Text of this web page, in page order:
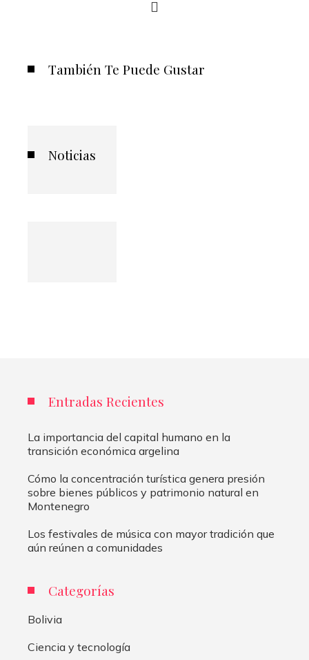
También Te Puede Gustar
Noticias
Entradas Recientes
La importancia del capital humano en la
transición económica argelina
Cómo la concentración turística genera presión
sobre bienes públicos y patrimonio natural en
Montenegro
Los festivales de música con mayor tradición que
aún reúnen a comunidades
Categorías
Bolivia
Ciencia y tecnología